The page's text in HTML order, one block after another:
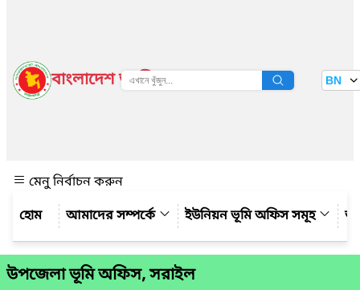
বাংলাদেশ জাতীয় তথ্য বাতায়ন BN
মেনু নির্বাচন করুন
আমাদের সম্পর্কে
ইউনিয়ন ভূমি অফিস সমূহ
উপজেলা ভূমি অফিস, সরাইল